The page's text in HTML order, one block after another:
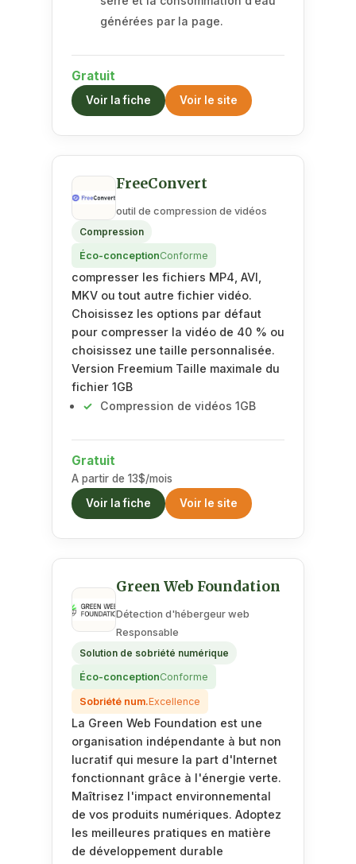
générées par la page.
Gratuit
Voir la fiche Voir le site
FreeConvert
outil de compression de vidéos
Compression
Éco-conceptionConforme
compresser les fichiers MP4, AVI,
MKV ou tout autre fichier vidéo.
Choisissez les options par défaut
pour compresser la vidéo de 40 % ou
choisissez une taille personnalisée.
Version Freemium Taille maximale du
fichier 1GB
Compression de vidéos 1GB
Gratuit
A partir de 13$/mois
Voir la fiche
Voir le site
Green Web Foundation
Détection d'hébergeur web
Responsable
Solution de sobriété numérique
Éco-conceptionConforme
Sobriété num.Excellence
La Green Web Foundation est une
organisation indépendante à but non
lucratif qui mesure la part d'Internet
fonctionnant grâce à l'énergie verte.
Maîtrisez l'impact environnemental
de vos produits numériques. Adoptez
les meilleures pratiques en matière
de développement durable